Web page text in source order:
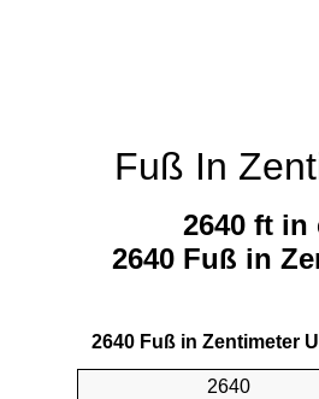
Fuß In
2640 ft in
2640 Fuß in
2640 Fuß in Zentimeter